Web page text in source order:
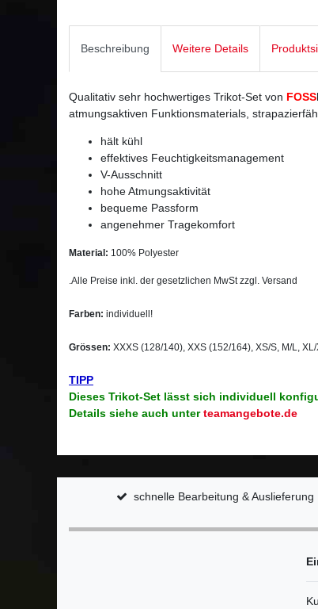
Beschreibung Weitere Details
Qualitativ sehr hochwertiges Trikot-Set von FOSS
atmungsaktiven Funktionsmaterials,
hält kühl
effektives Feuchtigkeitsmanagement
V-Ausschnitt
hohe Atmungsaktivität
bequeme Passform
angenehmer Tragekomfort
Material: 100% Polyester
.Alle Preise inkl. der gesetzlichen MwSt zzgl. Versand
Farben: individuell!
Grössen: XXXS (128/140), XXS (152/164), XS/S, M/L,
TIPP
Dieses Trikot-Set lässt sich individuell
Details siehe auch unterteamangebote.de
schnelle Bearbeitung & Auslieferung